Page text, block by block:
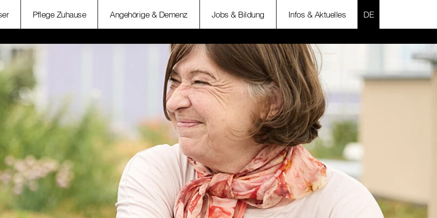
Pflege Zuhause Angehörige & Demenz Jobs & Bildung Infos & Aktuelles SPRACHE